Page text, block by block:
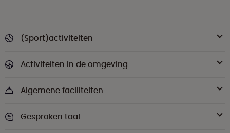
(Sport)activiteiten
Activiteiten in de omgeving
Algemene faciliteiten
Gesproken taal